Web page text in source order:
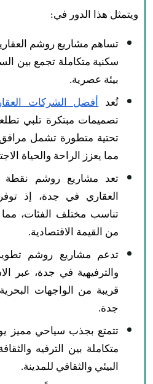
ويتمثل هذا الدور في:
تساهم مشاريع روشم
سكنية متكاملة تجمع بين
بيئة عصرية.
تُعد أفضل الشركات
تصميمات مبتكرة تلبي
تحتية متطورة تشمل مرافق
مما يعزز الراحة والحياة
تعد مشاريع روشم نقطة
العقاري في جدة، إذ
تناسب مختلف الفئات،
من القيمة الاقتصادية.
تدعم مشاريع روشم تطوير
والترفيهية في جدة، عبر
قريبة من الواجهات
جدة.
تتمتع بجذب سياحي مميز
متكاملة بين الترفيه
البيئي والثقافي للمدينة.​